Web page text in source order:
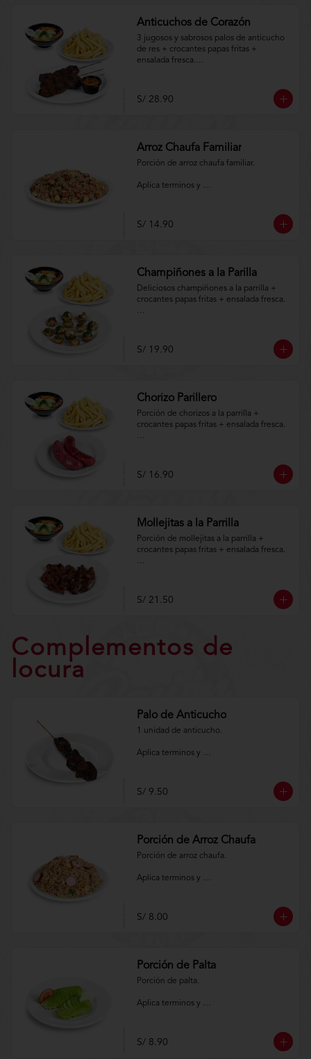
Anticuchos de Corazón
3 jugosos y sabrosos palos de anticucho
de res + crocantes papas fritas +
ensalada fresca.
condiciones.https://www.lenaycarbon.co
m/TYCGenerales
S/ 28.90
Arroz Chaufa Familiar
Porción de arroz chaufa familiar.
Aplica terminos y
S/ 14.90
Champiñones a la Parilla
Deliciosos champiñones a la parrilla +
crocantes papas fritas + ensalada fresca.
m/TYCGenerales
S/ 19.90
Chorizo Parillero
Porción de chorizos a la parrilla +
crocantes papas fritas + ensalada fresca.
m/TYCGenerales
S/ 16.90
Mollejitas a la Parrilla
Porción de mollejitas a la parrilla +
crocantes papas fritas + ensalada fresca.
m/TYCGenerales
S/ 21.50
Complementos de
locura
Palo de Anticucho
1 unidad de anticucho.
Aplica terminos y
S/ 9.50
Porción de Arroz Chaufa
Porción de arroz chaufa.
Aplica terminos y
S/ 8.00
Porción de Palta
Porción de palta.
Aplica terminos y
S/ 8.90